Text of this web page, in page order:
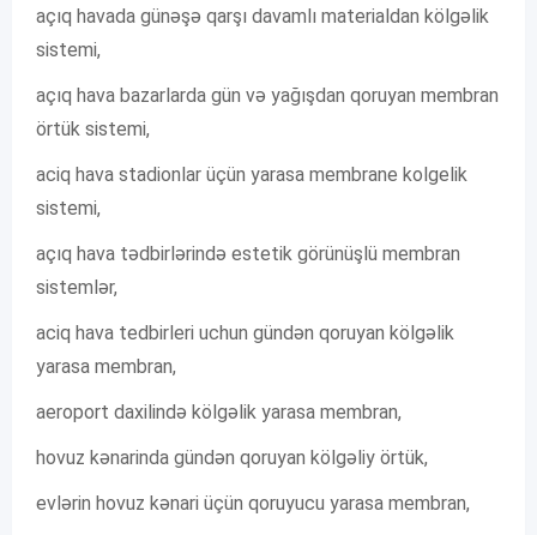
açıq havada günəşə qarşı davamlı materialdan kölgəlik
sistemi,
açıq hava bazarlarda gün və yağışdan qoruyan membran
örtük sistemi,
aciq hava stadionlar üçün yarasa membrane kolgelik
sistemi,
açıq hava tədbirlərində estetik görünüşlü membran
sistemlər,
aciq hava tedbirleri uchun gündən qoruyan kölgəlik
yarasa membran,
aeroport daxilində kölgəlik yarasa membran,
hovuz kənarinda gündən qoruyan kölgəliy örtük,
evlərin hovuz kənari üçün qoruyucu yarasa membran,